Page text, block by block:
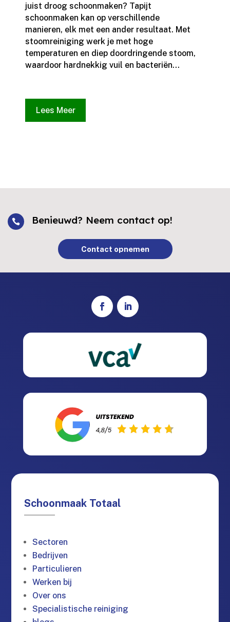
juist droog schoonmaken? Tapijt
schoonmaken kan op verschillende
manieren, elk met een ander resultaat.​ Met
stoomreiniging werk je met hoge
temperaturen en diep doordringende stoom,
waardoor hardnekkig vuil en bacteriën...
Lees Meer
 Benieuwd? Neem contact op!
Contact opnemen
Schoonmaak Totaal
Sectoren
Bedrijven
Particulieren
Werken bij
Over ons
Specialistische reiniging